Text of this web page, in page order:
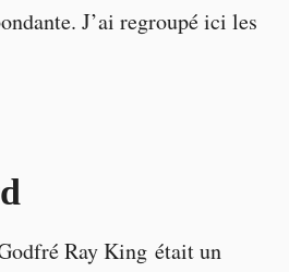
J’ai regroupé ici les
Ray King était un